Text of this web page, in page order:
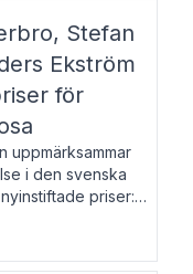
Stefan
Ekström
för
uppmärksammar
i den svenska
priser:
pris till
av svensk
till Magnus